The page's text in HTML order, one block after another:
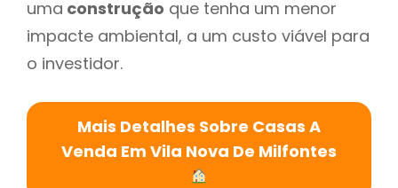
uma construção que tenha um menor
impacte ambiental, a um custo viável para
o investidor.
Mais Detalhes Sobre Casas A
Venda Em Vila Nova De Milfontes